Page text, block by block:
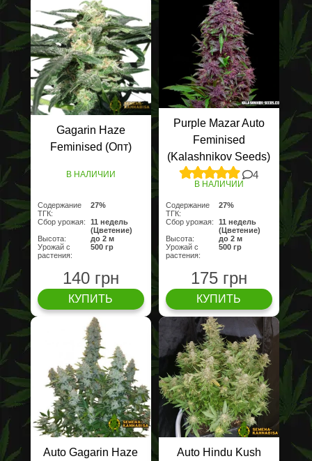
Gagarin Haze
Feminised (Опт)
В НАЛИЧИИ
Содержание
ТГК:
27%
Сбор урожая:
11 недель
(Цветение)
Высота:
до 2 м
Урожай с
растения:
500 гр
140 грн
КУПИТЬ
Purple Mazar Auto
Feminised
(Kalashnikov Seeds)
4
В НАЛИЧИИ
Содержание
ТГК:
27%
Сбор урожая:
11 недель
(Цветение)
Высота:
до 2 м
Урожай с
растения:
500 гр
175 грн
КУПИТЬ
Auto Gagarin Haze Auto Hindu Kush